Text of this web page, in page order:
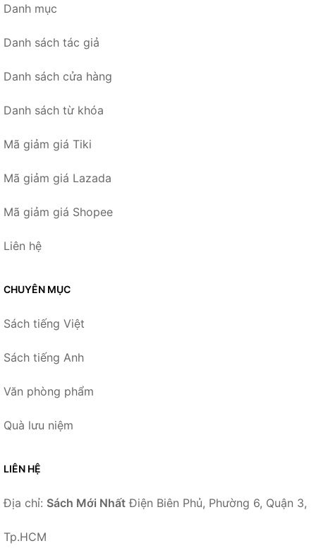
Danh mục
Danh sách tác giả
Danh sách cửa hàng
Danh sách từ khóa
Mã giảm giá Tiki
Mã giảm giá Lazada
Mã giảm giá Shopee
Liên hệ
CHUYÊN MỤC
Sách tiếng Việt
Sách tiếng Anh
Văn phòng phẩm
Quà lưu niệm
LIÊN HỆ
Địa chỉ: Sách Mới Nhất Điện Biên Phủ, Phường 6, Quận 3,
Tp.HCM